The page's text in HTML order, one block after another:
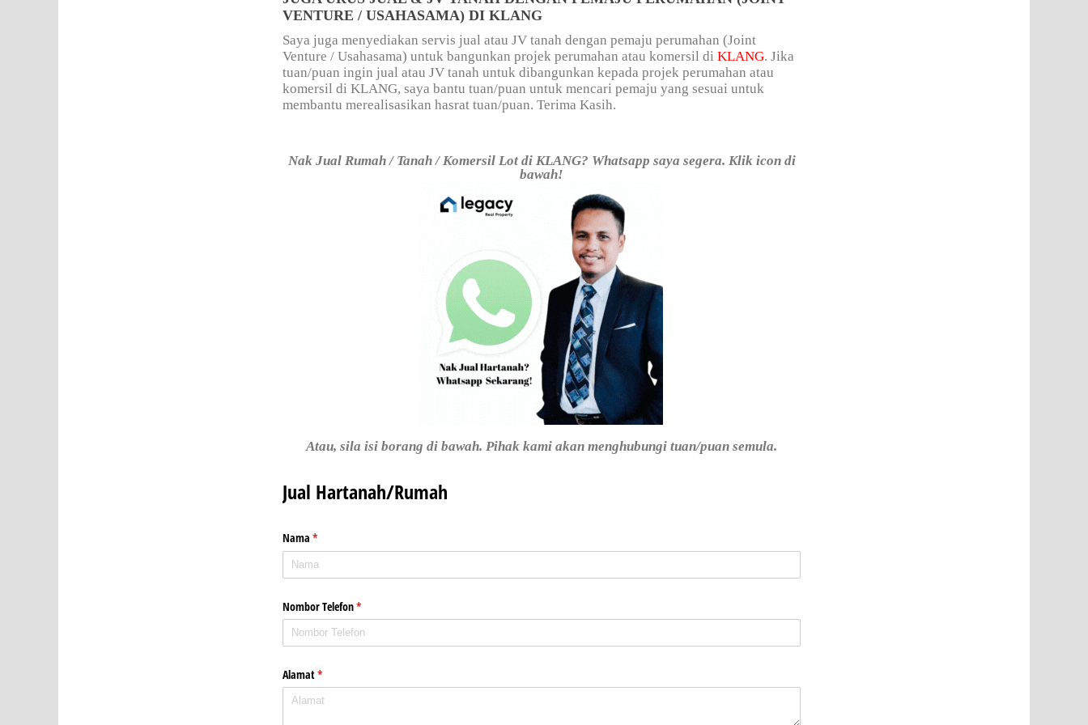
VENTURE / USAHASAMA) DI KLANG
Saya juga menyediakan servis jual atau JV tanah dengan pemaju perumahan (Joint
Venture / Usahasama) untuk bangunkan projek perumahan atau komersil diKLANG. Jika
tuan/puan ingin jual atau JV tanah untuk dibangunkan kepada projek perumahan atau
komersil di KLANG, saya bantu tuan/puan untuk mencari pemaju yang sesuai untuk
membantu merealisasikan hasrat tuan/puan. Terima Kasih.
Nak Jual Rumah / Tanah / Komersil Lot di KLANG? Whatsapp saya segera. Klik icon di
bawah!
Atau, sila isi borang di bawah. Pihak kami akan menghubungi tuan/puan semula.